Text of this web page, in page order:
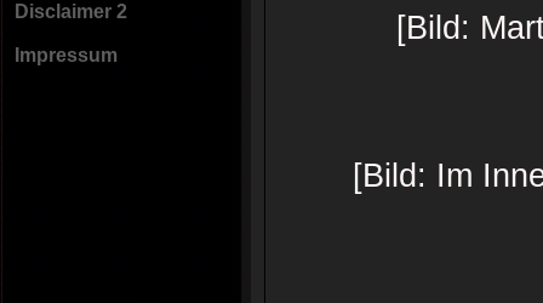
Disclaimer 2
Impressum
[Bild:
[Bild: Im